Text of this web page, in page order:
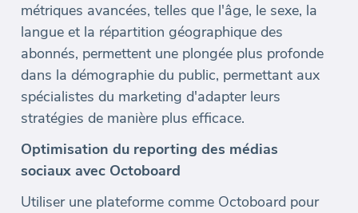
métriques avancées, telles que l'âge, le sexe, la
langue et la répartition géographique des
abonnés, permettent une plongée plus profonde
dans la démographie du public, permettant aux
spécialistes du marketing d'adapter leurs
stratégies de manière plus efficace.
Optimisation du reporting des médias
sociaux avec Octoboard
Utiliser une plateforme comme Octoboard pour